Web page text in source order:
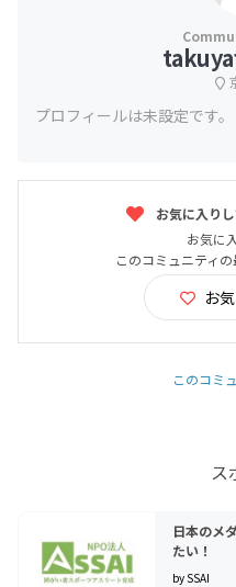
プロフィールは未設定です。
お気に入り
お気に
このコミュニティの
お
このコミ
ス
日本のメ
たい！
by SSAI